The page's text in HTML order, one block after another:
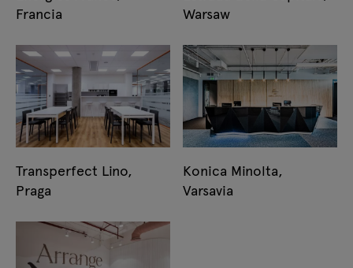
Francia
Warsaw
Transperfect Lino,
Praga
Konica Minolta,
Varsavia